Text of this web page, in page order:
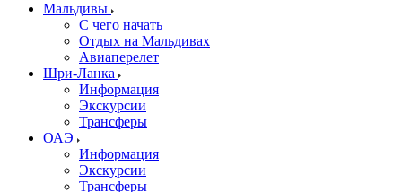
Мальдивы
С чего начать
Отдых на Мальдивах
Авиаперелет
Шри-Ланка
Информация
Экскурсии
Трансферы
ОАЭ
Информация
Экскурсии
Трансферы